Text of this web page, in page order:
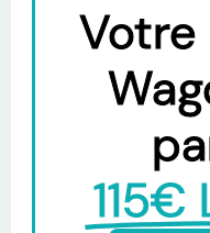
Votre
115€